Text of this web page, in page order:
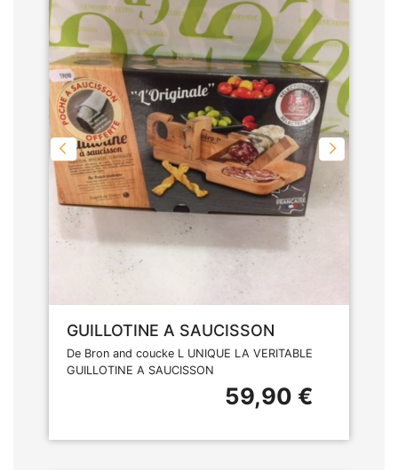
GUILLOTINE A SAUCISSON
De Bron and coucke L UNIQUE LA VERITABLE
GUILLOTINE A SAUCISSON
59,90 €